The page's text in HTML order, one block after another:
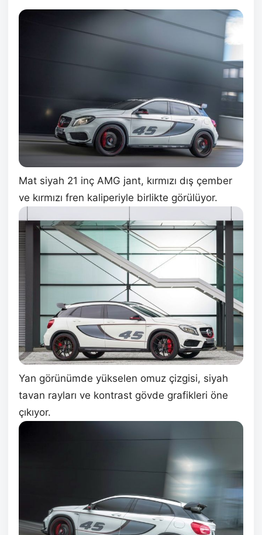
Mat siyah 21 inç AMG jant, kırmızı dış çember
ve kırmızı fren kaliperiyle birlikte görülüyor.
Yan görünümde yükselen omuz çizgisi, siyah
tavan rayları ve kontrast gövde grafikleri öne
çıkıyor.